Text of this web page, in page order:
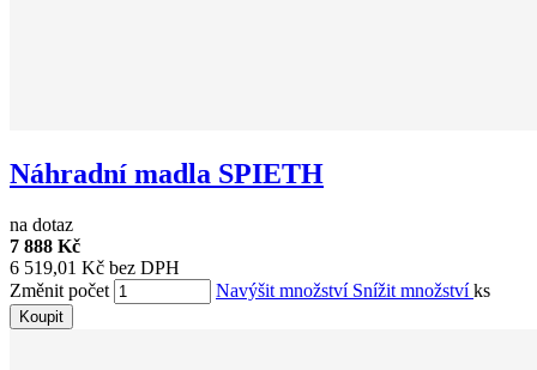
Náhradní madla SPIETH
na dotaz
7 888 Kč
6 519,01 Kč bez DPH
Změnit počet
Navýšit množství Snížit množstvíks
Koupit